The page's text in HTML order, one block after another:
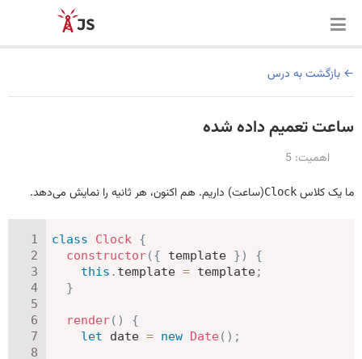
بازگشت به درس
ساعت تعمیم داده شده
اهمیت: 5
ما یک کلاس Clock(ساعت) داریم. هم اکنون، هر ثانیه را نمایش می‌دهد.
class Clock {
constructor({ template })
{
this . template = template;
}
render( )
{
let date = new Date ( ) ;